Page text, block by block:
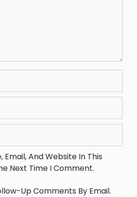
Email, And Website In This
Next Time I Comment.
Up Comments By Email.